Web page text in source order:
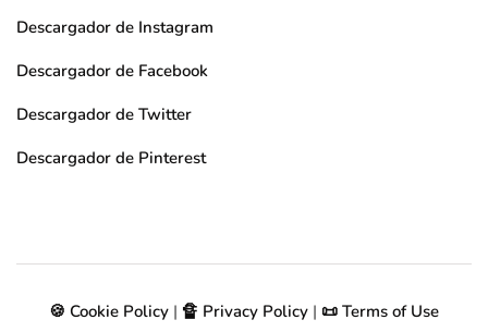
Descargador de Instagram
Descargador de Facebook
Descargador de Twitter
Descargador de Pinterest
🍪 Cookie Policy | 🔏 Privacy Policy | 📜 Terms of Use